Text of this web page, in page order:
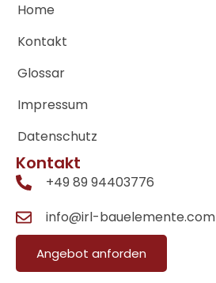
Home
Kontakt
Glossar
Impressum
Datenschutz
Kontakt
+49 89 94403776
info@irl-bauelemente.com
Angebot anforden